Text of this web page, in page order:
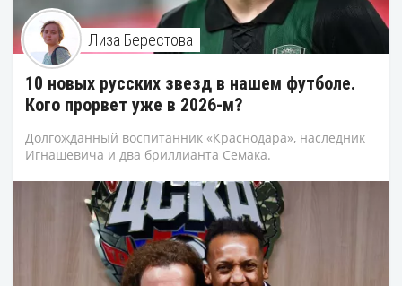
Лиза Берестова
10 новых русских звезд в нашем футболе.
Кого прорвет уже в 2026-м?
Долгожданный воспитанник «Краснодара», наследник
Игнашевича и два бриллианта Семака.